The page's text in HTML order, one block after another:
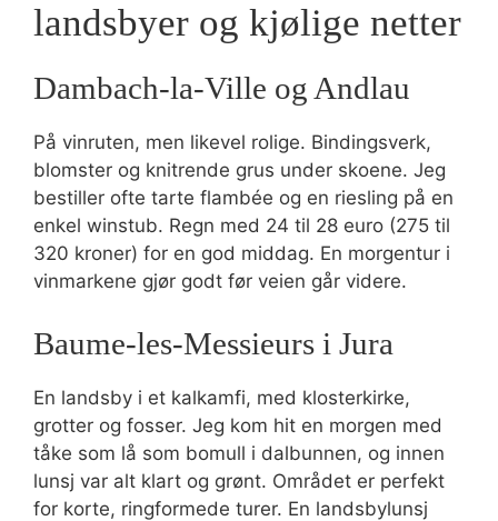
landsbyer og kjølige netter
Dambach-la-Ville og Andlau
På vinruten, men likevel rolige. Bindingsverk,
blomster og knitrende grus under skoene. Jeg
bestiller ofte tarte flambée og en riesling på en
enkel winstub. Regn med 24 til 28 euro (275 til
320 kroner) for en god middag. En morgentur i
vinmarkene gjør godt før veien går videre.
Baume-les-Messieurs i Jura
En landsby i et kalkamfi, med klosterkirke,
grotter og fosser. Jeg kom hit en morgen med
tåke som lå som bomull i dalbunnen, og innen
lunsj var alt klart og grønt. Området er perfekt
for korte, ringformede turer. En landsbylunsj